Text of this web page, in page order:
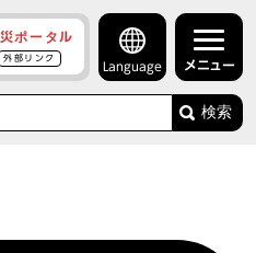
ポータル
外部リンク
Language メニュー
検索